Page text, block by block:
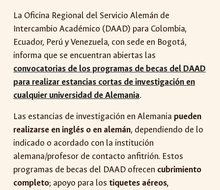
La Oficina Regional del Servicio Alemán de
Intercambio Académico (DAAD) para Colombia,
Ecuador, Perú y Venezuela, con sede en Bogotá,
informa que se encuentran abiertas las
convocatorias de los programas de becas del DAAD
para realizar estancias cortas de investigación en
cualquier universidad de Alemania.
Las estancias de investigación en Alemania pueden
realizarse en inglés o en alemán, dependiendo de lo
indicado o acordado con la institución
alemana/profesor de contacto anfitrión. Estos
programas de becas del DAAD ofrecen cubrimiento
completo; apoyo para los tiquetes aéreos,